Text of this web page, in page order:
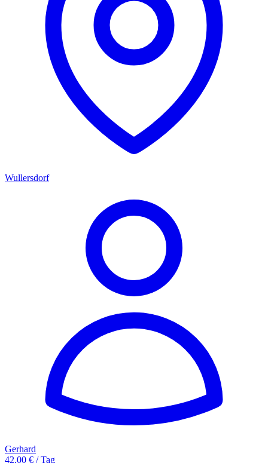
Wullersdorf
Gerhard
42,00 € / Tag